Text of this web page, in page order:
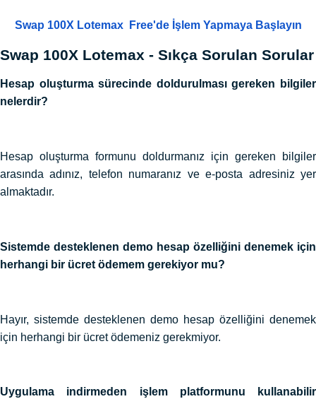
Swap 100X Lotemax Free'de İşlem Yapmaya Başlayın
Swap 100X Lotemax - Sıkça Sorulan Sorular
Hesap oluşturma sürecinde doldurulması gereken bilgiler
nelerdir?
Hesap oluşturma formunu doldurmanız için gereken bilgiler
arasında adınız, telefon numaranız ve e-posta adresiniz yer
almaktadır.
Sistemde desteklenen demo hesap özelliğini denemek için
herhangi bir ücret ödemem gerekiyor mu?
Hayır, sistemde desteklenen demo hesap özelliğini denemek
için herhangi bir ücret ödemeniz gerekmiyor.
Uygulama indirmeden işlem platformunu kullanabilir